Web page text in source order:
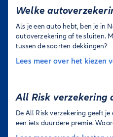
Welke
Als je een auto hebt, ben je in
autoverzekering af te sluiten.
tussen de soorten dekkingen?
Lees meer over het kiezen
All Risk verzekering
De All Risk verzekering geeft
een iets duurdere premie.